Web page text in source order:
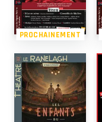
PROCHAINEMENT